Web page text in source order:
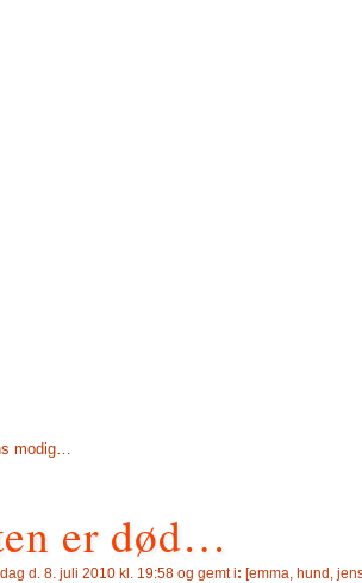
modig…
er død…
d. 8. juli 2010 kl. 19:58 og gemt i: [emma hund